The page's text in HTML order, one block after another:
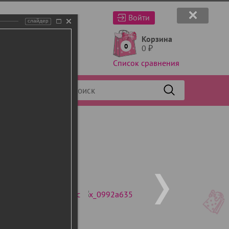
Войти
0
Корзина
0 ₽
Список сравнения
слайдер